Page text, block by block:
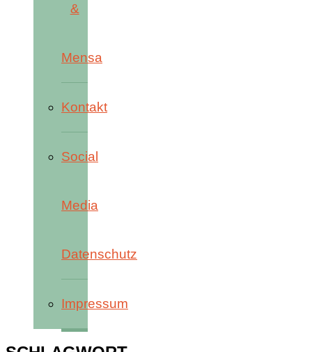
&
Mensa
Kontakt
Social
Media
Datenschutz
Impressum